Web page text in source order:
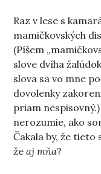
Raz v lese s
mamičkovských
(Píšem
slove dvíha
slova sa vo mne
dovolenky
priam
nerozumie, ako
Čakala by, že
žeaj mňa?